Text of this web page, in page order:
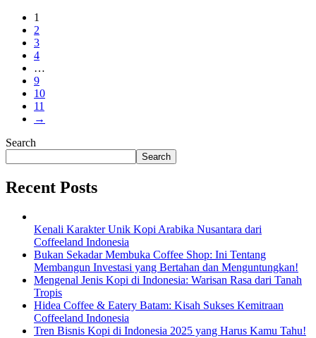
1
2
3
4
…
9
10
11
→
Search
Search
Recent Posts
Kenali Karakter Unik Kopi Arabika Nusantara dari
Coffeeland Indonesia
Bukan Sekadar Membuka Coffee Shop: Ini Tentang
Membangun Investasi yang Bertahan dan Menguntungkan!
Mengenal Jenis Kopi di Indonesia: Warisan Rasa dari Tanah
Tropis
Hidea Coffee & Eatery Batam: Kisah Sukses Kemitraan
Coffeeland Indonesia
Tren Bisnis Kopi di Indonesia 2025 yang Harus Kamu Tahu!